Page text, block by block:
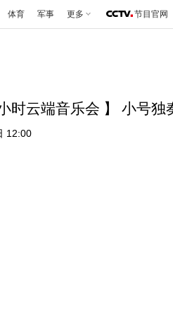
体育 军事 更多 节目官网
时云端音乐会 】 小号
12:00